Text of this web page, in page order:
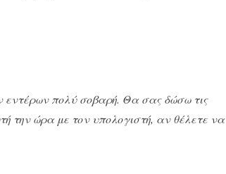
εντέρων πολύ σοβαρή. Θα σας δώσω τις
την ώρα με τον υπολογιστή, αν θέλετε να